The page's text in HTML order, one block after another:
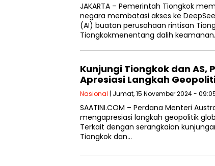
JAKARTA – Pemerintah Tiongkok
negara membatasi akses ke
(AI) buatan perusahaan rintisan
Tiongkokmenentang dalih
Kunjungi Tiongkok dan AS,
Apresiasi Langkah
Nasional | Jumat, 15 November 2024 -
SAATINI.COM – Perdana Menteri
mengapresiasi langkah geopolitik
Terkait dengan serangkaian
Tiongkok dan…